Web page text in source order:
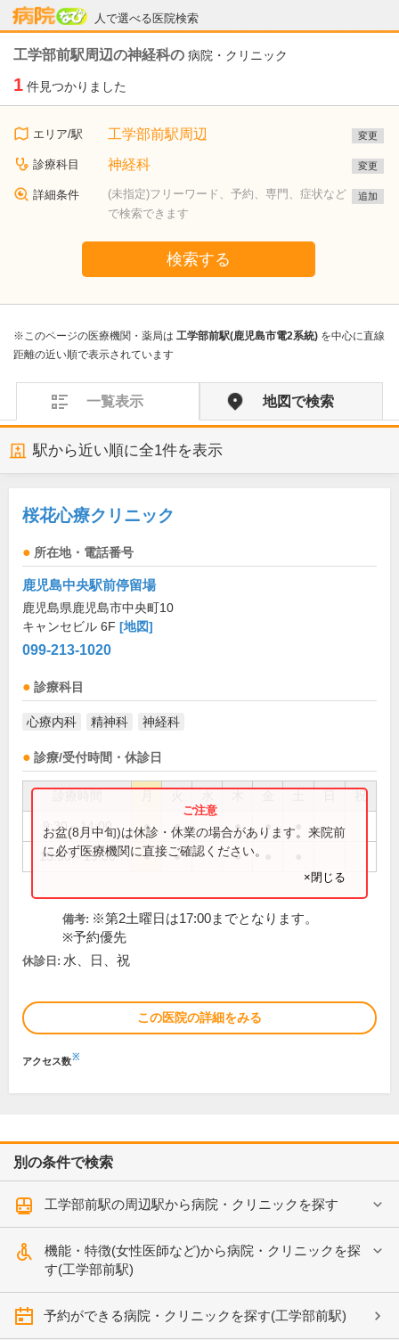
人で選べる医院検索
病院なび
工学部前駅周辺の神経科の 病院・クリニック
1 件見つかりました
エリア/駅 工学部前駅周辺 変更
診療科目 神経科 変更
詳細条件
(未指定)フリーワード、予約、専門、症状など
で検索できます
追加
検索する
※このページの医療機関・薬局は 工学部前駅(鹿児島市電2系統) を中心に直線
距離の近い順で表示されています
一覧表示 地図で検索
駅から近い順に全1件を表示
桜花心療クリニック
所在地・電話番号
鹿児島中央駅前停留場
鹿児島県鹿児島市中央町10
キャンセビル 6F [地図]
099-213-1020
診療科目
心療内科 精神科 神経科
診療/受付時間・休診日
祝
9:30～14:00 ● ● ● ●
15:30～19:30 ● ● ●
お盆(8月中旬)は休診・休業の場合があります。来院前
に必ず医療機関に直接ご確認ください。
×閉じる
備考: ※第2土曜日は17:00までとなります。
※予約優先
休診日: 水、日、祝
この医院の詳細をみる
アクセス数※
別の条件で検索
工学部前駅の周辺駅から病院・クリニックを探す
機能・特徴(女性医師など)から病院・クリニックを探
す(工学部前駅)
予約ができる病院・クリニックを探す(工学部前駅)